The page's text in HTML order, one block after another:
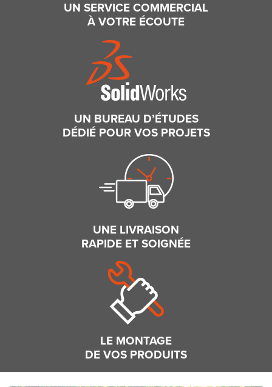
UN SERVICE COMMERCIAL
À VOTRE ÉCOUTE
UN BUREAU D’ÉTUDES
DÉDIÉ POUR VOS PROJETS
UNE LIVRAISON
RAPIDE ET SOIGNÉE
LE MONTAGE
DE VOS PRODUITS